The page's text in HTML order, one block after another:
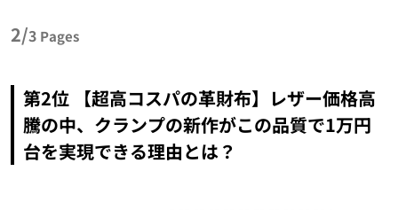
2/3 Pages
第2位 【超高コスパの革財布】レザー価格高
騰の中、クランプの新作がこの品質で1万円
台を実現できる理由とは？